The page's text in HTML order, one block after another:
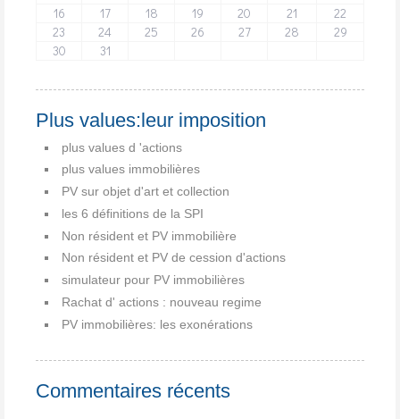
16
17 18 19 20 21
22
23
24 25 26 27 28
29
30
31
Plus values:leur imposition
plus values d 'actions
plus values immobilières
PV sur objet d'art et collection
les 6 définitions de la SPI
Non résident et PV immobilière
Non résident et PV de cession d'actions
simulateur pour PV immobilières
Rachat d' actions : nouveau regime
PV immobilières: les exonérations
Commentaires récents